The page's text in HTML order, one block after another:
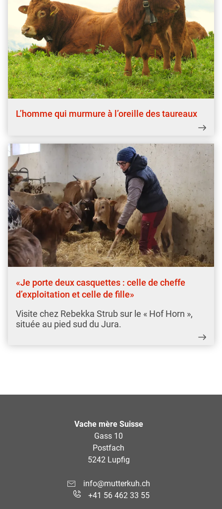
L’homme qui murmure à l’oreille des taureaux
«Je porte deux casquettes : celle de cheffe
d’exploitation et celle de fille»
Visite chez Rebekka Strub sur le « Hof Horn »,
située au pied sud du Jura.
Vache mère Suisse
Gass 10
Postfach
5242 Lupfig
info@mutterkuh.ch
+41 56 462 33 55